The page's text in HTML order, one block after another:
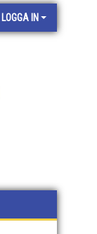
LOGGA IN